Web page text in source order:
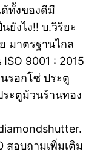
ด้ทั้งของดีมี
ยังไง!! บ.วิริยะ
มาตรฐานไกล
9001 : 2015
รอกโซ่ ประตู
ะตูม้วนร้านทอง
สอบถามเพิ่มเติม